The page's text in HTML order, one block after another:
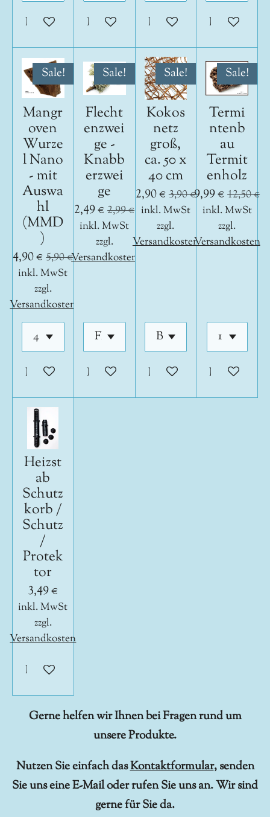
In den WarenkorbIn den WarenkorbIn den Warenkorb
In den
Sale!
Mangr
oven
Wurze
l Nano
- mit
Auswa
hl
(MMD
)
4,90 € 5,90 €
inkl. MwSt
zzgl.
Versandkosten
In den Warenkorb
Sale!
Flecht
enzwei
ge -
Knabb
erzwei
ge
2,49 € 2,99 €
inkl. MwSt
zzgl.
Versandkosten
In den Warenkorb
Sale!
Kokos
netz
groß,
ca. 50 x
40 cm
2,90 € 3,90 €
inkl. MwSt
zzgl.
Versandkosten
In den Warenkorb
Sale!
Termi
ntenb
au
Termit
enholz
9,99 € 12,50 €
inkl. MwSt
zzgl.
Versandkosten
In den
Heizst
ab
Schutz
korb /
Schutz
/
Protek
tor
3,49 €
inkl. MwSt
zzgl.
Versandkosten
In den Warenkorb
Gerne helfen wir Ihnen bei Fragen rund um
unsere Produkte.
Nutzen Sie einfach dasKontaktformular, senden
Sie uns eine E-Mail oder rufen Sie uns an. Wir sind
gerne für Sie da.